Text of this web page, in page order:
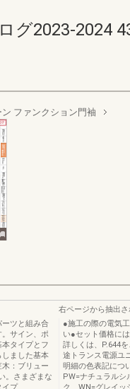
グ2023-2024
ファンクション門袖
ツと組み合
サイン、ポ
タイプとフ
ました基本
：ブリュー
。さまざまな
イプ
右ページから抽出
●施工の際の電気
い●セット価格に
詳しくは、P.644
途トランス電源ユ
明細の色表記に
PW=ナチュラル
ク WN=グレイッ